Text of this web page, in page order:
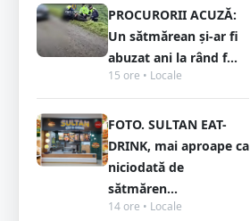
PROCURORII ACUZĂ:
Un sătmărean și-ar fi
abuzat ani la rând f...
15 ore • Locale
FOTO. SULTAN EAT-
DRINK, mai aproape ca
niciodată de
sătmăren...
14 ore • Locale